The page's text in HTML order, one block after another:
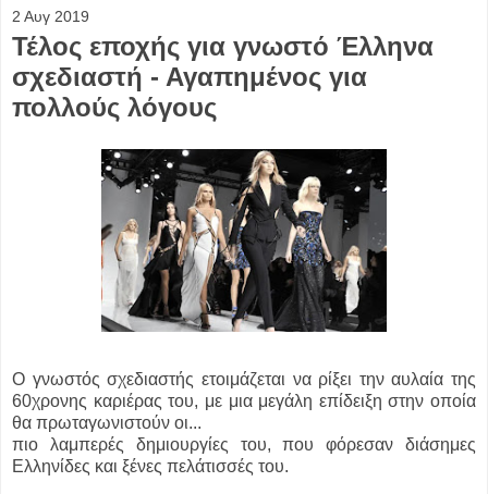
2 Αυγ 2019
Τέλος εποχής για γνωστό Έλληνα
σχεδιαστή - Αγαπημένος για
πολλούς λόγους
Ο γνωστός σχεδιαστής ετοιμάζεται να ρίξει την αυλαία της
60χρονης καριέρας του, με μια μεγάλη επίδειξη στην οποία
θα πρωταγωνιστούν οι...
πιο λαμπερές δημιουργίες του, που φόρεσαν διάσημες
Ελληνίδες και ξένες πελάτισσές του.